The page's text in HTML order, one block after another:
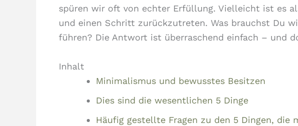
spüren wir oft von echter Erfüllung. Vielleicht ist es
und einen Schritt zurückzutreten. Was brauchst Du
führen? Die Antwort ist überraschend einfach – und
Inhalt
Minimalismus und bewusstes Besitzen
Dies sind die wesentlichen 5 Dinge
Häufig gestellte Fragen zu den 5 Dingen, die